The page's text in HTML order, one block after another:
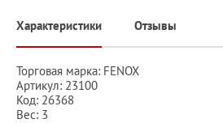
Характеристики Отзывы
Торговая марка: FENOX
Артикул: 23100
Код: 26368
Вес: 3